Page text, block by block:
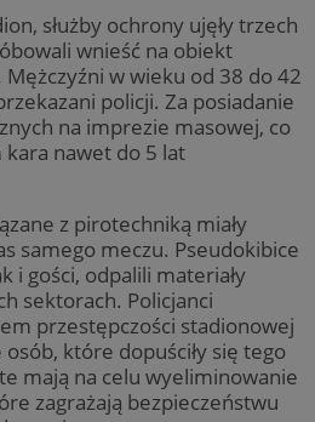
służby ochrony ujęły trzech
wnieść na obiekt
w wieku od 38 do 42
policji. Za posiadanie
na imprezie masowej, co
nawet do 5 lat
z pirotechniką miały
samego meczu. Pseudokibice
i gości, odpalili materiały
sektorach. Policjanci
przestępczości stadionowej
które dopuściły się tego
mają na celu wyeliminowanie
zagrażają bezpieczeństwu